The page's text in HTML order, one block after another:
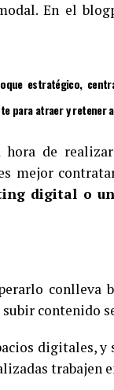
En el
estratégico,
para atraer y retener
de
mejor
digital o
conlleva
contenido
digitales,
trabajen